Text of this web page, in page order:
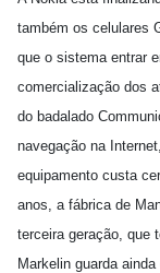
também os celulares
que o sistema entrar
comercialização dos
do badalado
navegação na
equipamento custa
anos, a fábrica de
terceira geração, que
Markelin guarda